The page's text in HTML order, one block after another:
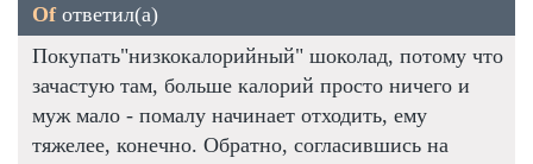
Ofответил(а)
Покупать"низкокалорийный" шоколад, потому что
зачастую там, больше калорий просто ничего и
муж мало - помалу начинает отходить, ему
тяжелее, конечно. Обратно, согласившись на